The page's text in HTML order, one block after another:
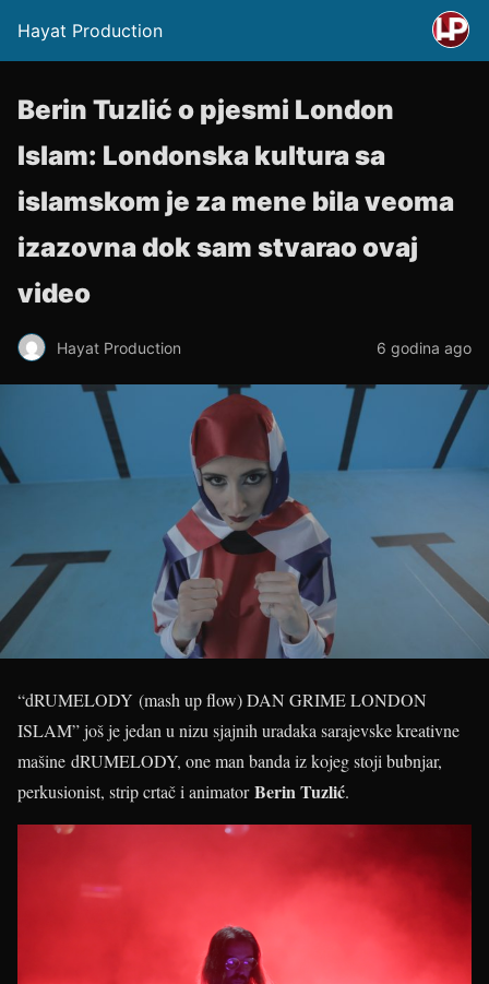
Hayat Production
Berin Tuzlić o pjesmi London
Islam: Londonska kultura sa
islamskom je za mene bila veoma
izazovna dok sam stvarao ovaj
video
Hayat Production 6 godina ago
“dRUMELODY (mash up flow) DAN GRIME LONDON
ISLAM” još je jedan u nizu sjajnih uradaka sarajevske kreativne
mašine dRUMELODY, one man banda iz kojeg stoji bubnjar,
perkusionist, strip crtač i animatorBerin Tuzlić.